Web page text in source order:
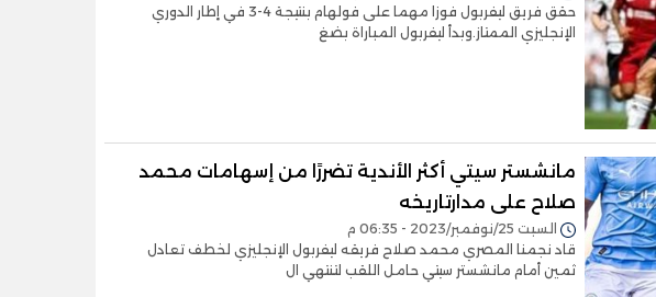
حقق فريق ليفربول فوزا مهما على فولهام بنتيجة 4-3 في إطار الدوري
الإنجليزي الممتاز.وبدأ ليفربول المباراة بضغ
مانشستر سيتي أكثر الأندية تضررًا من إسهامات محمد
صلاح على مدارتاريخه
السبت 25/نوفمبر/2023 - 06:35 م
قاد نجمنا المصري محمد صلاح فريقه ليفربول الإنجليزي لخطف تعادل
ثمين أمام مانشستر سيتي حامل اللقب لتنتهي ال